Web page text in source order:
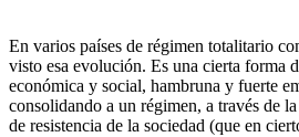
En varios países de régimen totalitario
visto esa evolución. Es una cierta forma
económica y social, hambruna y fuerte
consolidando a un régimen, a través de
de resistencia de la sociedad (que en